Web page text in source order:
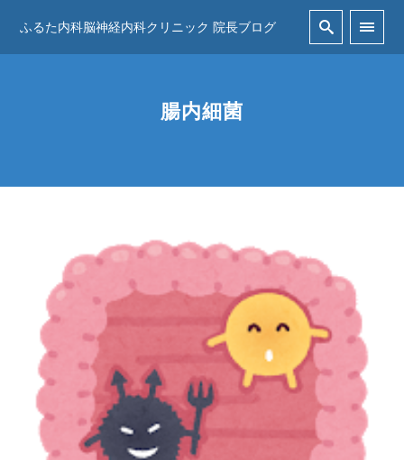
ふるた内科脳神経内科クリニック 院長ブログ
腸内細菌